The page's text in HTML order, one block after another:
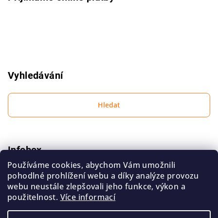
Používáme cookies, abychom Vám umožnili
pohodlné prohlížení webu a díky analýze provozu
webu neustále zlepšovali jeho funkce, výkon a
použitelnost. Více informací
Vyhledávání
Hledat
Infobox
Podmínky ochrany osobních údajů
Obchodní podmínky
Kontakt